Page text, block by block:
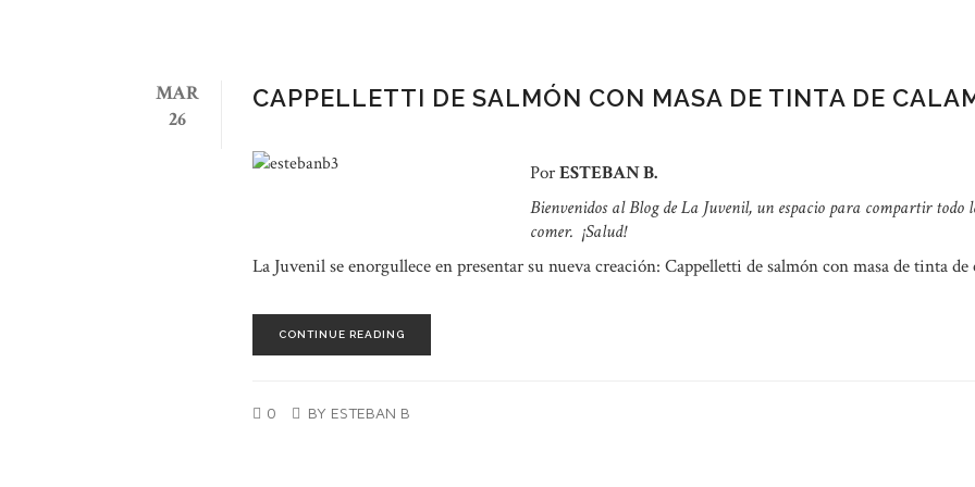
MAR
26
CAPPELLETTI DE SALMÓN CON MASA DE TINTA DE
PorESTEBAN B.
Bienvenidos al Blog de La Juvenil, un espacio para compartir todo
comer. ¡Salud!
La Juvenil se enorgullece en presentar su nueva creación: Cappelletti de salmón con masa de tinta de
CONTINUE READING
0 BY ESTEBAN B